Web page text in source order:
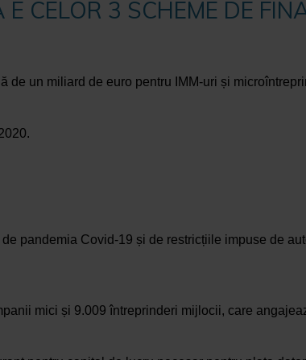
CELOR 3 SCHEME DE
un miliard de euro pentru IMM-uri și
pandemia Covid-19 și de restricțiile impuse de
mici și 9.009 întreprinderi mijlocii, care